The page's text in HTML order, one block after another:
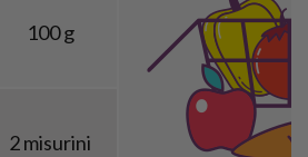
100 g
2 misurini